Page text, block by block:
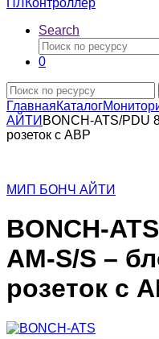
Search
0
ГлавнаяКаталог
АЙТИ BONCH-ATS/PDU
розеток с АВР
МИП БОНЧ АЙТИ
BONCH-
AM-S/S –
розеток с